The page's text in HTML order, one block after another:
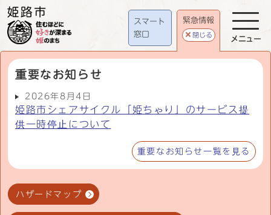
スマート
窓口
緊急情報
閉じる
重要なお知らせ
2026年8月4日
姫路市シェアサイクル「姫ちゃり」のサービス提
供一時停止について
重要なお知らせ一覧を見る
ハザードマップ
メニュー